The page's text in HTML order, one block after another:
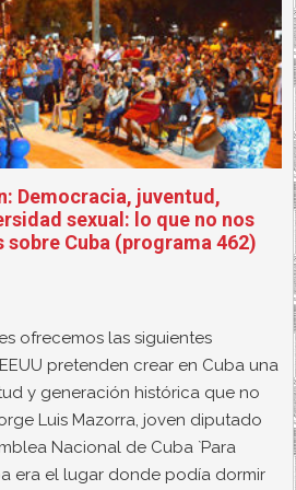
Democracia, juventud,
sexual: lo que no nos
Cuba (programa 462)
ofrecemos las siguientes
pretenden crear en Cuba una
y generación histórica que no
Luis Mazorra, joven diputado
Nacional de Cuba `Para
era el lugar donde podía dormir